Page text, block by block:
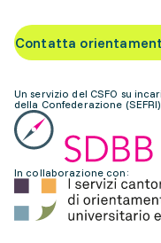
Contatta
Un servizio del CSFO su
della Confederazione (SEFRI)
In collaborazione con: